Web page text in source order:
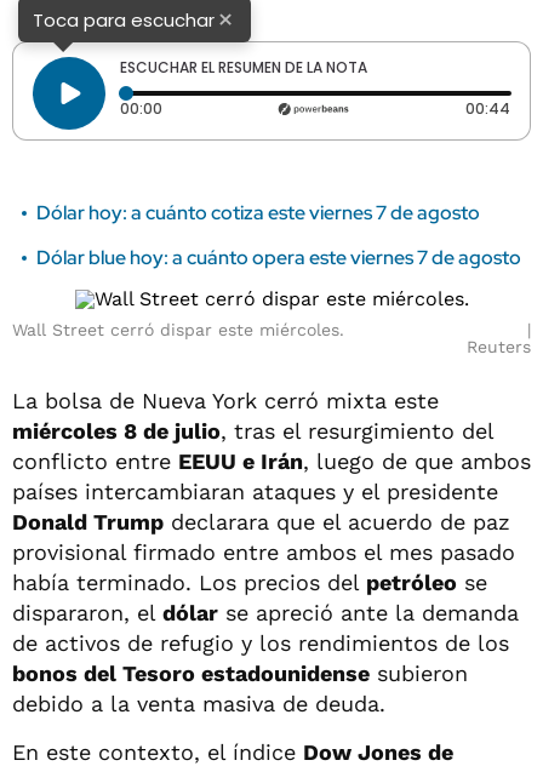
Toca para escuchar×
ESCUCHAR EL RESUMEN DE LA NOTA
00:00 Tiempo transcurrido: 0 segundos 00:44
Dólar hoy: a cuánto cotiza este viernes 7 de agosto
Dólar blue hoy: a cuánto opera este viernes 7 de agosto
Wall Street cerró dispar este miércoles.
Reuters
La bolsa de Nueva York cerró mixta este
miércoles 8 de julio, tras el resurgimiento del
conflicto entre EEUU e Irán, luego de que ambos
países intercambiaran ataques y el presidente
Donald Trump declarara que el acuerdo de paz
provisional firmado entre ambos el mes pasado
había terminado. Los precios del petróleo se
dispararon, el dólar se apreció ante la demanda
de activos de refugio y los rendimientos de los
bonos del Tesoro estadounidense subieron
debido a la venta masiva de deuda.
En este contexto, el índice Dow Jones de